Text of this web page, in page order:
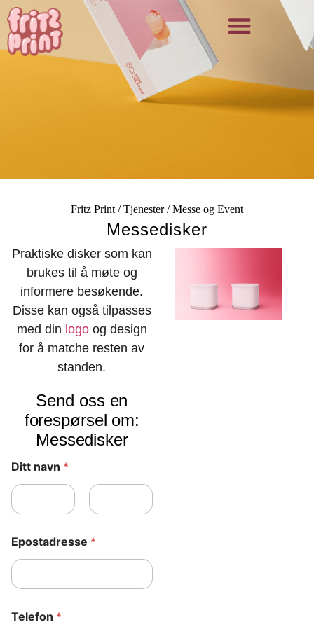
Fritz Print /Tjenester/Messe og Event
Messedisker
Praktiske disker som kan
brukes til å møte og
informere besøkende.
Disse kan også tilpasses
med din logoog design
for å matche resten av
standen.
Send oss en
forespørsel om:
Messedisker
Ditt navn *
Epostadresse *
Telefon *